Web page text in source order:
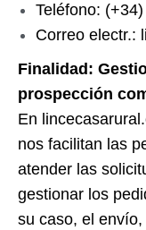
Teléfono:
Correo electr.:
Finalidad:
prospección
En
nos facilitan las
atender las
gestionar los
su caso, el